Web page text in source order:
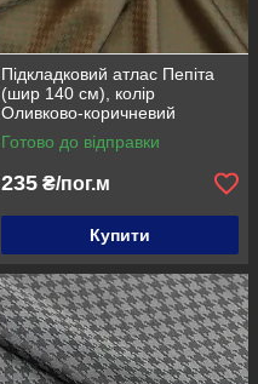
Підкладковий атлас Пепіта
(шир 140 см), колір
Оливково-коричневий
Готово до відправки
235 ₴/пог.м
Купити